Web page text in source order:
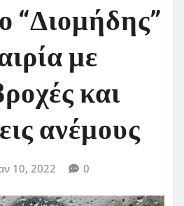
“Διομήδης”
με
και
ανέμους
10, 2022 0